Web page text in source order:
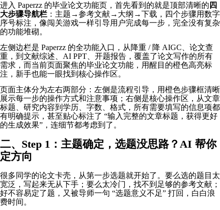
进入 Paperzz 的毕业论文功能页，首先看到的就是顶部清晰的 四
大步骤导航栏 ：主题→参考文献→大纲→下载，四个步骤用数字
序号标注，像闯关游戏一样引导用户完成每一步，完全没有复杂
的功能堆砌。
左侧边栏是 Paperzz 的全功能入口，从降重 / 降 AIGC、论文查
重，到文献综述、AI PPT、开题报告，覆盖了论文写作的所有
需求，而当前页面聚焦的毕业论文功能，用醒目的橙色高亮标
注，新手也能一眼找到核心操作区。
页面主体分为左右两部分：左侧是流程引导，用橙色步骤框清晰
展示每一步的操作方式和注意事项；右侧是核心操作区，从文章
标题、研究内容到学历、字数、格式，所有需要填写的信息项都
有明确提示，甚至贴心标注了 “输入完整的文章标题，获得更好
的生成效果”，连细节都考虑到了。
二、Step 1：主题确定，选题没思路？AI 帮你
定方向
很多同学的论文卡壳，从第一步选题就开始了。要么选的题目太
宽泛，写起来无从下手；要么太冷门，找不到足够的参考文献；
好不容易定了题，又被导师一句 “选题意义不足” 打回，白白浪
费时间。